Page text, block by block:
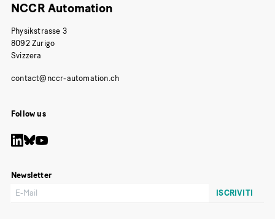
NCCR Automation
Physikstrasse 3
8092 Zurigo
Svizzera
Follow us
Newsletter